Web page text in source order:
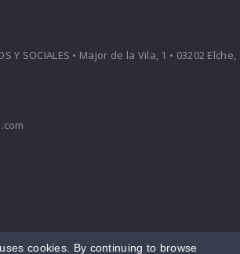
Y SOCIALES • Major de la Vila, 1 • 03202 Elche,
cookies. By continuing to browse